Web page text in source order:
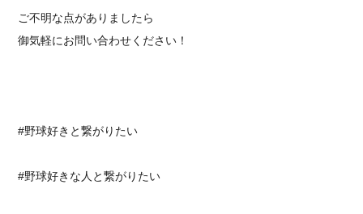
ご不明な点がありましたら
御気軽にお問い合わせください！⁡
⁡⁡#野球好きと繋がりたい
#野球好きな人と繋がりたい